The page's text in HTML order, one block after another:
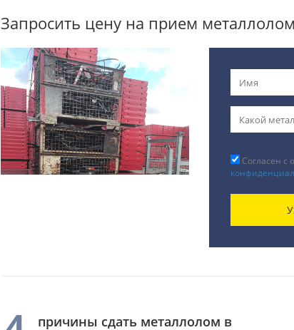
Запросить цену на прием
Согласен с
причины сдать металлолом в